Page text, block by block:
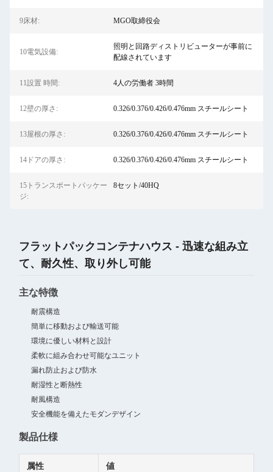
9床材: MGO取締役会
10電気設備:
照明と回路ディストリビューターが事前に
配線されています
11設置 時間: 4人の労働者 3時間
12壁の厚さ: 0.326/0.376/0.426/0.476mm スチールシート
13屋根の厚さ: 0.326/0.376/0.426/0.476mm スチールシート
14ドアの厚さ: 0.326/0.376/0.426/0.476mm スチールシート
15トランスポートパッケー
ジ:
8セット/40HQ
フラットパックコンテナハウス - 迅速な組み立
て、耐久性、取り外し可能
主な特徴
耐震構造
簡単に移動および輸送可能
環境に優しい材料と設計
柔軟に組み合わせ可能なユニット
漏れ防止および防水
耐湿性と断熱性
耐風構造
安全機能を備えたモダンデザイン
製品仕様
属性 値